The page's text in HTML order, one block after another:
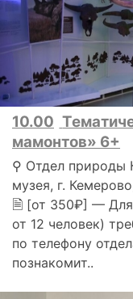
10.00
мамонтов» 6+
⚲ Отдел природы
музея, г.
🗎 [от 350₽] — Для
от 12 человек)
по телефону
познакомит..